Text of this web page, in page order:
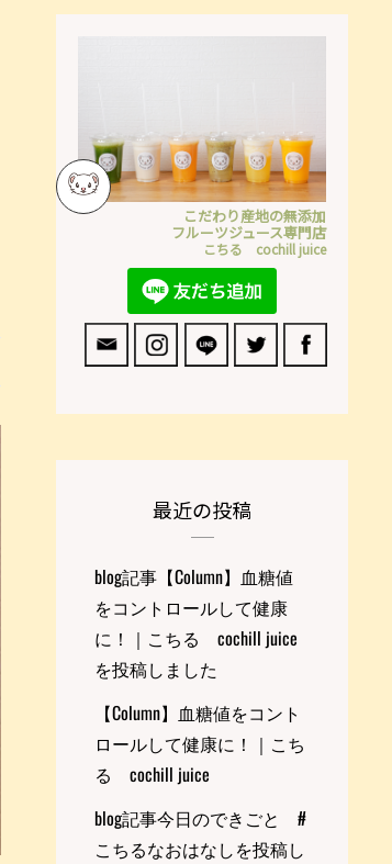
こだわり産地の無添加
フルーツジュース専門店
こちる cochill juice
最近の投稿
blog記事【Column】血糖値
をコントロールして健康
に！｜こちる cochill juice
を投稿しました
【Column】血糖値をコント
ロールして健康に！｜こち
る cochill juice
blog記事今日のできごと #
こちるなおはなしを投稿し